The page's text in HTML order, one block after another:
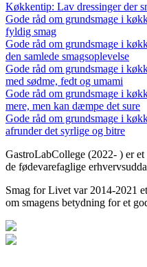
Køkkentip: Lav dressinger der
Gode råd om grundsmage i
fyldig smag
Gode råd om grundsmage i
den samlede smagsoplevelse
Gode råd om grundsmage i
med sødme, fedt og umami
Gode råd om grundsmage i
mere, men kan dæmpe det sure
Gode råd om grundsmage i
afrunder det syrlige og bitre
GastroLabCollege (2022- ) er
de fødevarefaglige
Smag for Livet var 2014-2021
om smagens betydning for et